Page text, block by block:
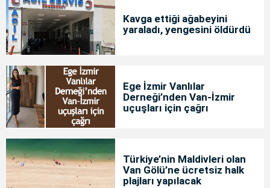
Kavga ettiği ağabeyini
yaraladı, yengesini öldürdü
Ege İzmir Vanlılar
Derneği’nden Van-İzmir
uçuşları için çağrı
Türkiye’nin Maldivleri olan
Van Gölü’ne ücretsiz halk
plajları yapılacak